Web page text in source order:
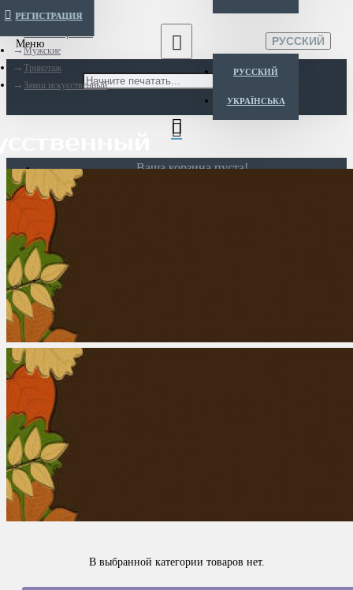
РЕГИСТРАЦИЯ
РУССКИЙ
РУССКИЙ
УКРАЇНСЬКА
Ваша корзина пуста!
Мужские
Трикотаж
Замш искусственный
В выбранной категории товаров нет.